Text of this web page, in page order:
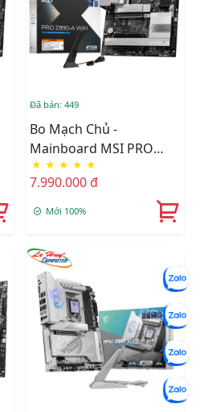
Đã bán: 449
Bo Mạch Chủ -
Mainboard MSI PRO
Z890-A WIFI DDR5
★ ★ ★ ★ ★
7.990.000 đ
Mới 100%